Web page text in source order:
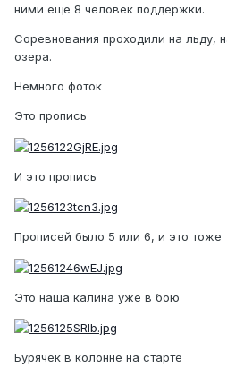
ними еще 8 человек поддержки.
Соревнования проходили на льду,
озера.
Немного фоток
Это пропись
И это пропись
Прописей было 5 или 6, и это тоже
Это наша калина уже в бою
Бурячек в колонне на старте